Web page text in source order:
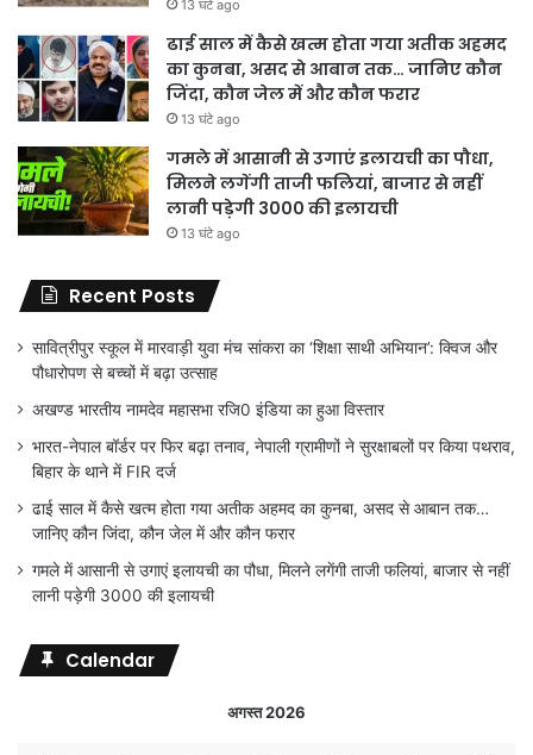
13 घंटे ago
ढाई साल में कैसे खत्म होता गया अतीक अहमद
का कुनबा, असद से आबान तक… जानिए कौन
जिंदा, कौन जेल में और कौन फरार
13 घंटे ago
गमले में आसानी से उगाएं इलायची का पौधा,
मिलने लगेंगी ताजी फलियां, बाजार से नहीं
लानी पड़ेगी 3000 की इलायची
13 घंटे ago
Recent Posts
सावित्रीपुर स्कूल में मारवाड़ी युवा मंच सांकरा का ‘शिक्षा साथी अभियान’: क्विज और
पौधारोपण से बच्चों में बढ़ा उत्साह
अखण्ड भारतीय नामदेव महासभा रजि0 इंडिया का हुआ विस्तार
भारत-नेपाल बॉर्डर पर फिर बढ़ा तनाव, नेपाली ग्रामीणों ने सुरक्षाबलों पर किया पथराव,
बिहार के थाने में FIR दर्ज
ढाई साल में कैसे खत्म होता गया अतीक अहमद का कुनबा, असद से आबान तक…
जानिए कौन जिंदा, कौन जेल में और कौन फरार
गमले में आसानी से उगाएं इलायची का पौधा, मिलने लगेंगी ताजी फलियां, बाजार से नहीं
लानी पड़ेगी 3000 की इलायची
Calendar
अगस्त 2026